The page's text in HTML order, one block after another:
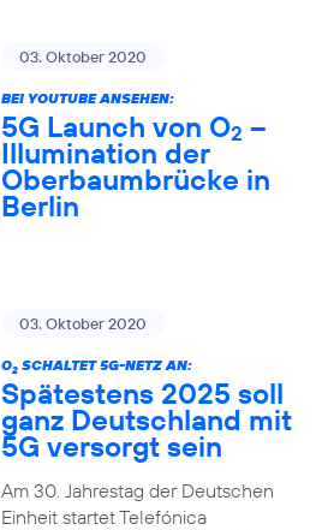
03. Oktober 2020
BEI YOUTUBE ANSEHEN:
5G Launch von O2 –
Illumination der
Oberbaumbrücke in
Berlin
03. Oktober 2020
O2SCHALTET 5G-NETZ AN:
Spätestens 2025 soll
ganz Deutschland mit
5G versorgt sein
Am 30. Jahrestag der Deutschen
Einheit startet Telefónica